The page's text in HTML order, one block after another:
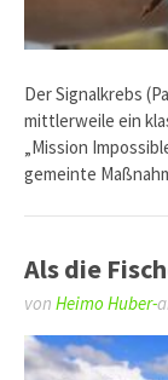
Der Signalkrebs
mittlerweile ein
„Mission
gemeinte
Als die
von Heimo Huber-